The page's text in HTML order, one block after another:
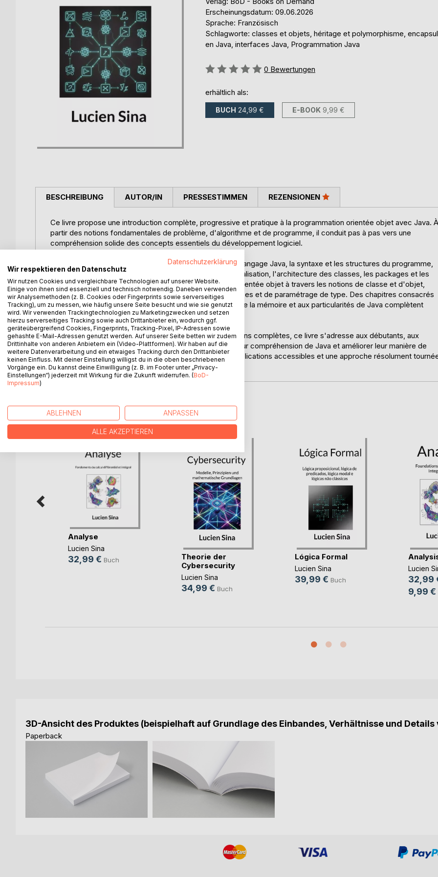
Erscheinungsdatum: 09.06.2026
Sprache: Französisch
Schlagworte: classes et objets, héritage et polymorphisme,
en Java, interfaces Java, Programmation Java
Bewertung::
0 Bewertungen
erhältlich als:
BUCH 24,99 € E-BOOK 9,99 €
BESCHREIBUNG
Ce livre propose une introduction complète, progressive et pratique à la programmation orientée objet avec Java. À
partir des notions fondamentales de problème, d'algorithme et de programme, il conduit pas à pas vers une
compréhension solide des concepts essentiels du développement logiciel.
Le lecteur découvre de manière structurée les bases du langage Java, la syntaxe et les structures du programme,
l'environnement de développement, les exceptions, l'initialisation, l'architecture des classes, les packages et les
classes internes. L'ouvrage met l'accent sur la pensée orientée objet à travers les notions de classe et d'objet,
d'encapsulation, d'héritage, de polymorphisme, d'interfaces et de paramétrage de type. Des chapitres consacrés
aux tableaux, aux collections, à la récursion, à la gestion de la mémoire et aux particularités de Java complètent
l'ensemble.
Grâce à de nombreux exercices accompagnés de solutions complètes, ce livre s'adresse aux débutants, aux
étudiants et aux développeurs qui souhaitent renforcer leur compréhension de Java et améliorer leur manière de
concevoir le code. Il offre une progression claire, des explications accessibles et une approche résolument
vers la pratique.
AUTOR/IN PRESSESTIMMEN REZENSIONEN
WEITERE TITEL BEIBoD
Analyse
Lucien Sina
32,99 € Buch
Theorie der
Cybersecurity
Lucien Sina
34,99 € Buch
Lógica Formal
Lucien Sina
39,99 € Buch
Lucien
32,99
9,99 €
3D-Ansicht des Produktes (beispielhaft auf Grundlage des Einbandes, Verhältnisse und
Paperback
Datenschutzerklärung
Wir respektieren den Datenschutz
Wir nutzen Cookies und vergleichbare Technologien auf unserer Website.
Einige von ihnen sind essenziell und technisch notwendig. Daneben verwenden
wir Analysemethoden (z. B. Cookies oder Fingerprints sowie serverseitiges
Tracking), um zu messen, wie häufig unsere Seite besucht und wie sie genutzt
wird. Wir verwenden Trackingtechnologien zu Marketingzwecken und setzen
hierzu serverseitiges Tracking sowie auch Drittanbieter ein, wodurch ggf.
geräteübergreifend Cookies, Fingerprints, Tracking-Pixel, IP-Adressen sowie
gehashte E-Mail-Adressen genutzt werden. Auf unserer Seite betten wir zudem
Drittinhalte von anderen Anbietern ein (Video-Plattformen). Wir haben auf die
weitere Datenverarbeitung und ein etwaiges Tracking durch den Drittanbieter
keinen Einfluss. Mit deiner Einstellung willigst du in die oben beschriebenen
Vorgänge ein. Du kannst deine Einwilligung (z. B. im Footer unter „Privacy-
Einstellungen“) jederzeit mit Wirkung für die Zukunft widerrufen. (BoD-
Impressum)
ABLEHNEN ANPASSEN
ALLE AKZEPTIEREN